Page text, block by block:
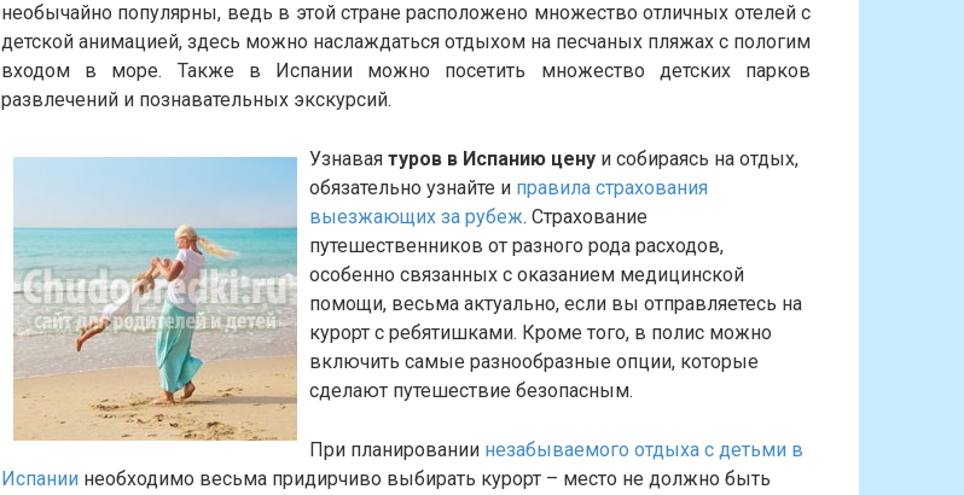
необычайно популярны, ведь в этой стране расположено множество отличных отелей с
детской анимацией, здесь можно наслаждаться отдыхом на песчаных пляжах с пологим
входом в море. Также в Испании можно посетить множество детских парков
развлечений и познавательных экскурсий.
Узнавая туров в Испанию цену и собираясь на отдых,
обязательно узнайте и правила страхования
выезжающих за рубеж. Страхование
путешественников от разного рода расходов,
особенно связанных с оказанием медицинской
помощи, весьма актуально, если вы отправляетесь на
курорт с ребятишками. Кроме того, в полис можно
включить самые разнообразные опции, которые
сделают путешествие безопасным.
При планировании незабываемого отдыха с детьми в
Испании необходимо весьма придирчиво выбирать курорт – место не должно быть